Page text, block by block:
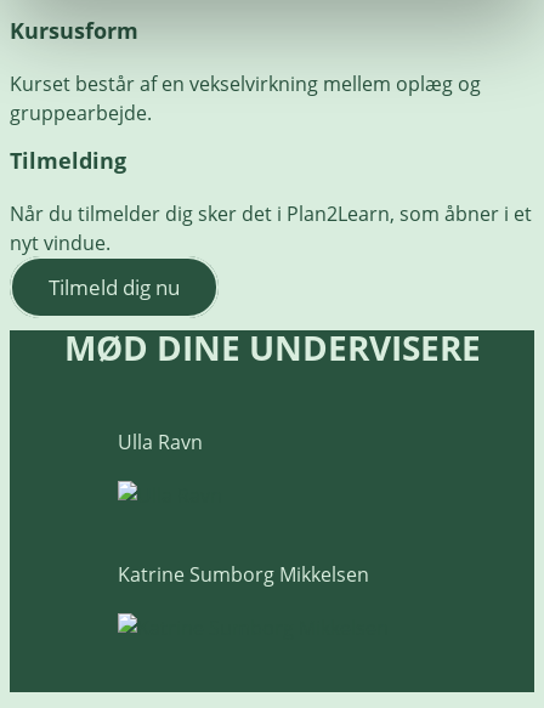
Kursusform
Kurset består af en vekselvirkning mellem oplæg og
gruppearbejde.
Tilmelding
Når du tilmelder dig sker det i Plan2Learn, som åbner i et
nyt vindue.
Tilmeld dig nu
MØD DINE UNDERVISERE
Ulla Ravn
Katrine Sumborg Mikkelsen